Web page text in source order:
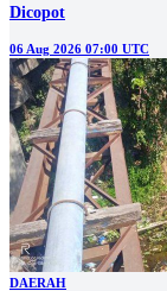
Dicopot
06 Aug 2026 07:00 UTC
DAERAH